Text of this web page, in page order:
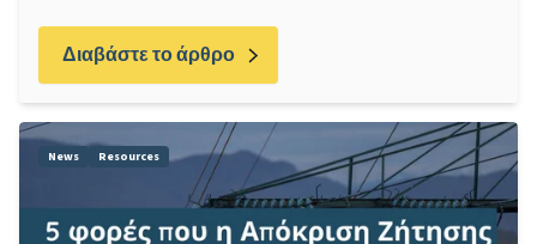
Διαβάστε το άρθρο
News Resources